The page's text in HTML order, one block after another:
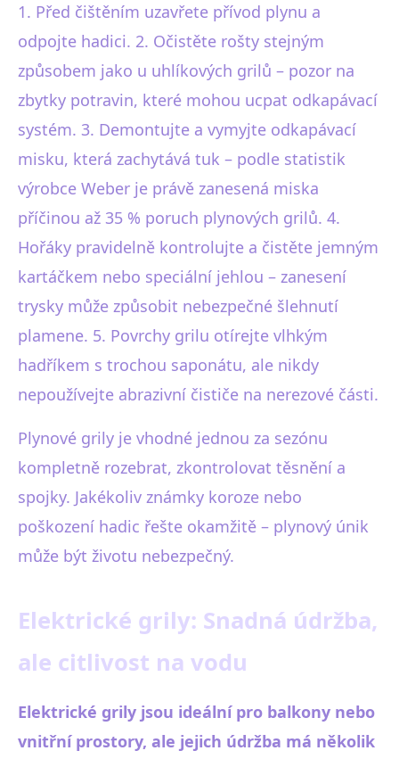
1. Před čištěním uzavřete přívod plynu a
odpojte hadici. 2. Očistěte rošty stejným
způsobem jako u uhlíkových grilů – pozor na
zbytky potravin, které mohou ucpat odkapávací
systém. 3. Demontujte a vymyjte odkapávací
misku, která zachytává tuk – podle statistik
výrobce Weber je právě zanesená miska
příčinou až 35 % poruch plynových grilů. 4.
Hořáky pravidelně kontrolujte a čistěte jemným
kartáčkem nebo speciální jehlou – zanesení
trysky může způsobit nebezpečné šlehnutí
plamene. 5. Povrchy grilu otírejte vlhkým
hadříkem s trochou saponátu, ale nikdy
nepoužívejte abrazivní čističe na nerezové části.
Plynové grily je vhodné jednou za sezónu
kompletně rozebrat, zkontrolovat těsnění a
spojky. Jakékoliv známky koroze nebo
poškození hadic řešte okamžitě – plynový únik
může být životu nebezpečný.
Elektrické grily: Snadná údržba,
ale citlivost na vodu
Elektrické grily jsou ideální pro balkony nebo
vnitřní prostory, ale jejich údržba má několik